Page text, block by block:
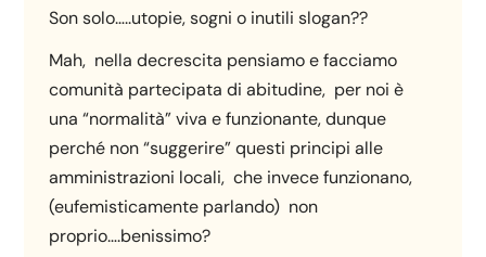
Son solo…..utopie, sogni o inutili slogan??
Mah, nella decrescita pensiamo e facciamo
comunità partecipata di abitudine, per noi è
una “normalità” viva e funzionante, dunque
perché non “suggerire” questi principi alle
amministrazioni locali, che invece funzionano,
(eufemisticamente parlando) non
proprio….benissimo?